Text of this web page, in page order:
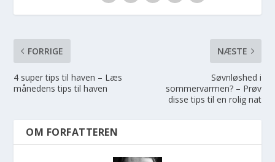
FORRIGE
4 super tips til haven – Læs
månedens tips til haven
NÆSTE
Søvnløshed i
sommervarmen? – Prøv
disse tips til en rolig nat
OM FORFATTEREN